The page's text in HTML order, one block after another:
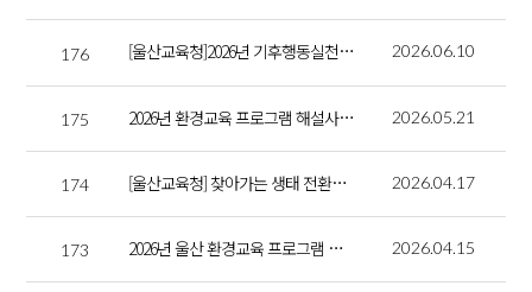
176 [울산교육청]2026년 기후행동실천단 웹진 1호 2026.06.10
175 2026년 환경교육 프로그램 해설사 대회 결과 발표 2026.05.21
174 [울산교육청] 찾아가는 생태 전환교육 중고등학교까지 확대 2026.04.17
173 2026년 울산 환경교육 프로그램 해설사 대회 참여자 모집 2026.04.15